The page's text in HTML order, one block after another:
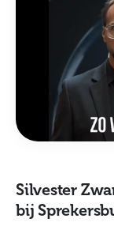
Silvester
bij